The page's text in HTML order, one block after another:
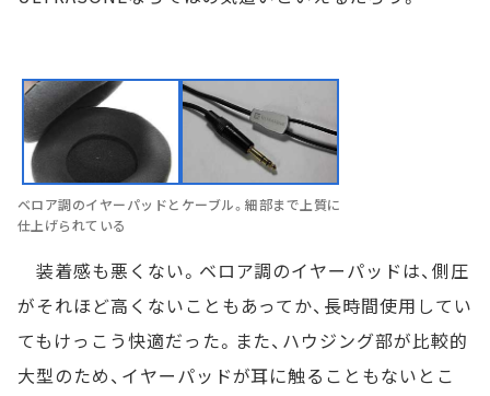
ベロア調のイヤーパッドとケーブル。細部まで上質に
仕上げられている
装着感も悪くない。ベロア調のイヤーパッドは、側圧
がそれほど高くないこともあってか、長時間使用してい
てもけっこう快適だった。また、ハウジング部が比較的
大型のため、イヤーパッドが耳に触ることもないとこ